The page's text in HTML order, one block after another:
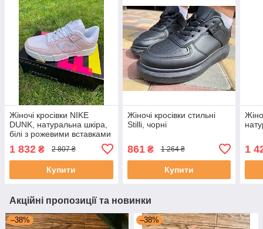
Жіночі кросівки NIKE
DUNK, натуральна шкіра,
білі з рожевими вставками
1 832 ₴ 2 807 ₴
Купити
Жіночі кросівки стильні
Stilli, чорні
861₴ 1 264 ₴
Купити
1
Акційні пропозиції та новинки
–38% –38%